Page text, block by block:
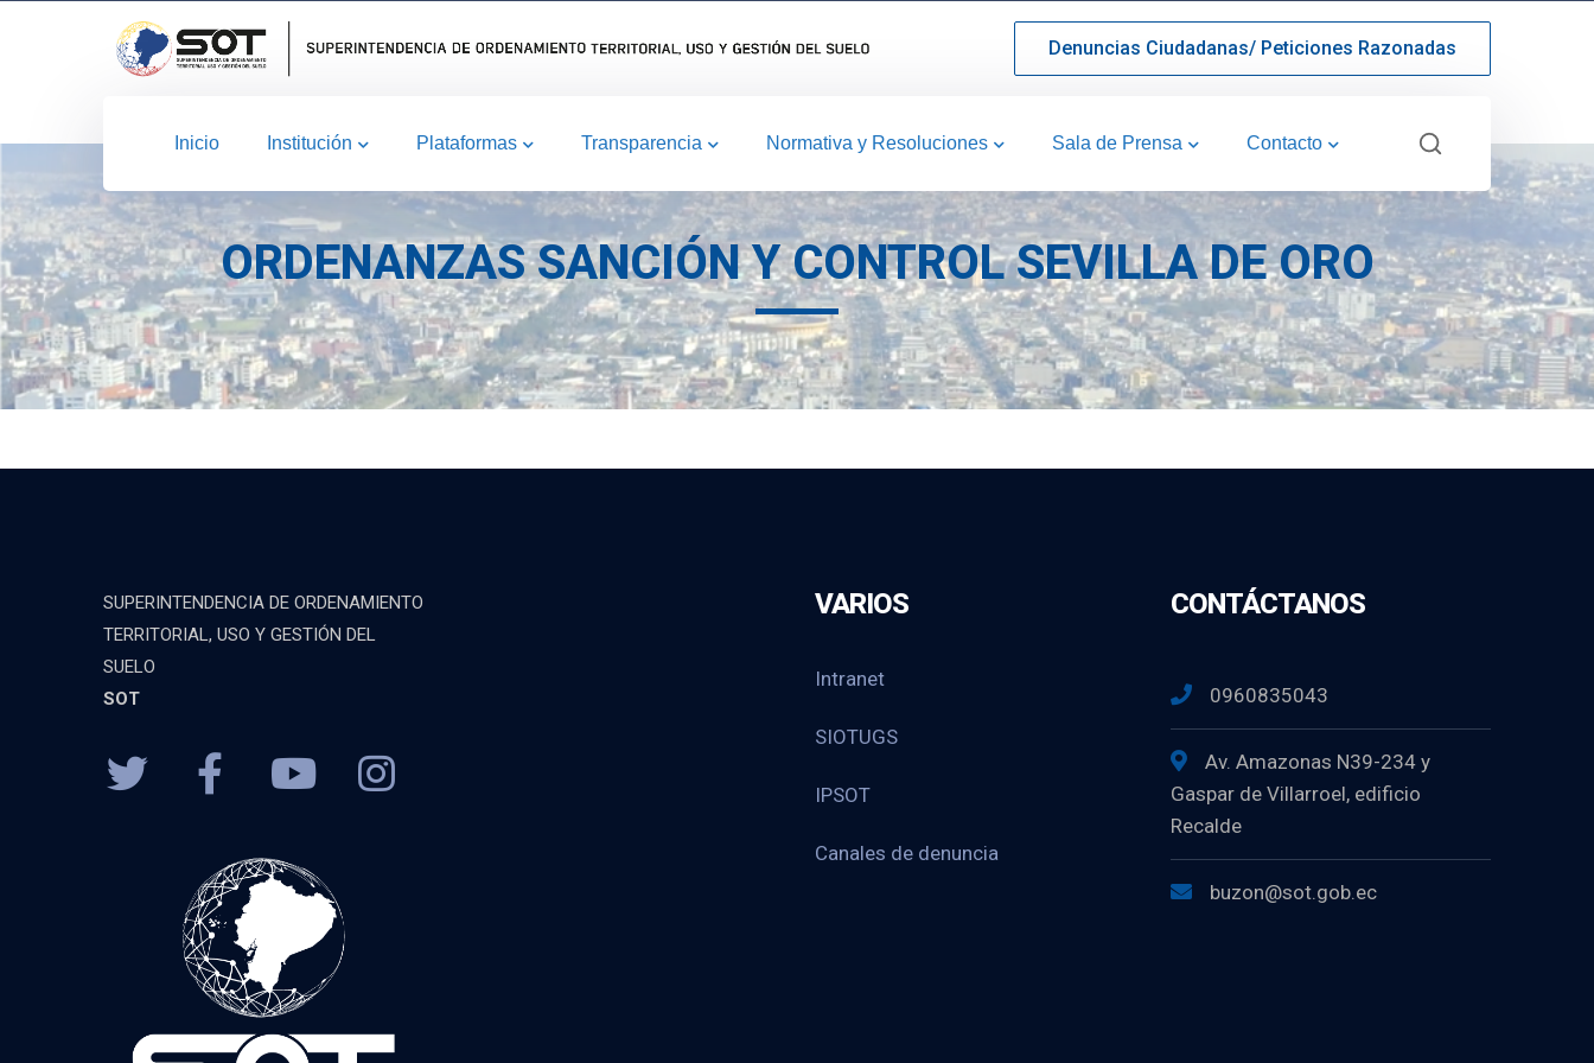
Denuncias Ciudadanas/ Peticiones Razonadas
Inicio Institución Plataformas Transparencia Normativa y Resoluciones Sala de Prensa Contacto
ORDENANZAS SANCIÓN Y CONTROL SEVILLA DE ORO
SUPERINTENDENCIA DE ORDENAMIENTO
TERRITORIAL, USO Y GESTIÓN DEL
SUELO
SOT
VARIOS
Intranet
SIOTUGS
IPSOT
Canales de denuncia
CONTÁCTANOS
0960835043
Av. Amazonas N39-234 y
Gaspar de Villarroel, edificio
Recalde
buzon@sot.gob.ec